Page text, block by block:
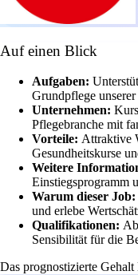
Auf einen Blick
Aufgaben:
Grundpflege unserer
Unternehmen:
Pflegebranche mit
Vorteile: Attraktive
Gesundheitskurse
Weitere
Einstiegsprogramm
Warum dieser Job:
und erlebe
Qualifikationen:
Sensibilität für die
Das prognostizierte